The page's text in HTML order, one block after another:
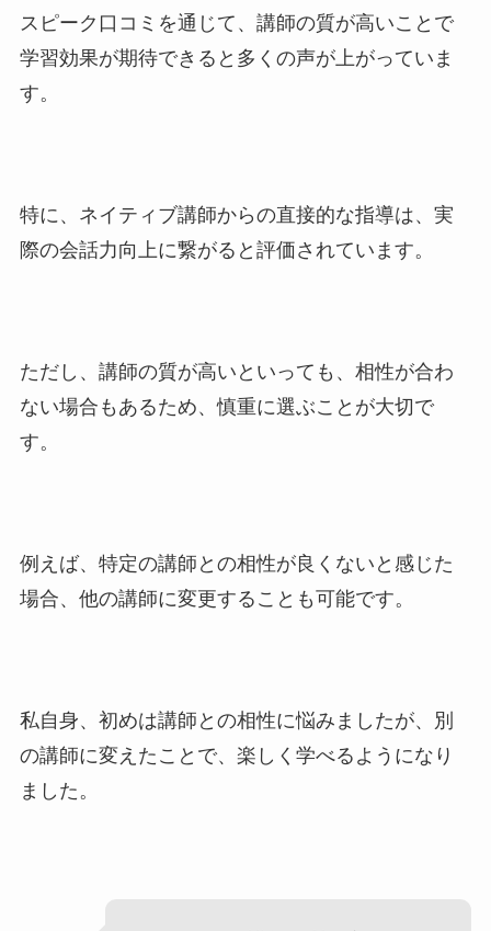
スピーク口コミを通じて、講師の質が高いことで
学習効果が期待できると多くの声が上がっていま
す。
特に、ネイティブ講師からの直接的な指導は、実
際の会話力向上に繋がると評価されています。
ただし、講師の質が高いといっても、相性が合わ
ない場合もあるため、慎重に選ぶことが大切で
す。
例えば、特定の講師との相性が良くないと感じた
場合、他の講師に変更することも可能です。
私自身、初めは講師との相性に悩みましたが、別
の講師に変えたことで、楽しく学べるようになり
ました。